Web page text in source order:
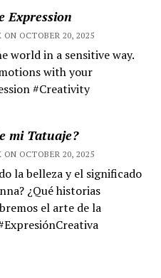
Expression
OCTOBER 20, 2025
world in a sensitive way.
with your
#Creativity
mi Tatuaje?
OCTOBER 20, 2025
la belleza y el significado
¿Qué historias
el arte de la